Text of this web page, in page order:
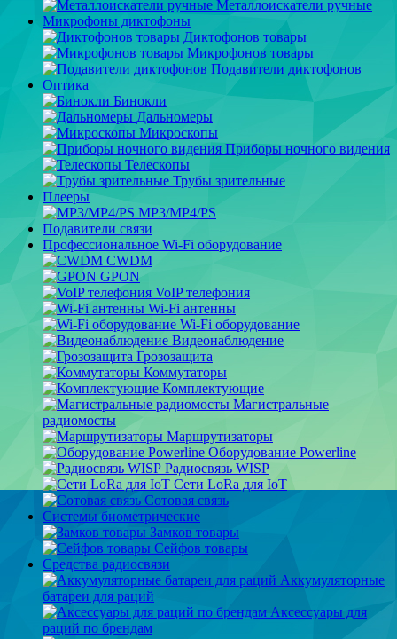
Металлоискатели ручные
Микрофоны диктофоны
Диктофонов товары
Микрофонов товары
Подавители диктофонов
Оптика
Бинокли
Дальномеры
Микроскопы
Приборы ночного видения
Телескопы
Трубы зрительные
Плееры
MP3/MP4/PS
Подавители связи
Профессиональное Wi-Fi оборудование
CWDM
GPON
VoIP телефония
Wi-Fi антенны
Wi-Fi оборудование
Видеонаблюдение
Грозозащита
Коммутаторы
Комплектующие
Магистральные
радиомосты
Маршрутизаторы
Оборудование Powerline
Радиосвязь WISP
Сети LoRa для IoT
Сотовая связь
Системы биометрические
Замков товары
Сейфов товары
Средства радиосвязи
Аккумуляторные
батареи для раций
Аксессуары для
раций по брендам